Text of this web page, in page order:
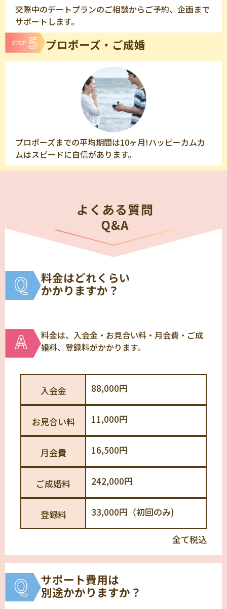
交際中のデートプランのご相談からご予約、企画まで
サポートします。
プロポーズ・ご成婚
プロポーズまでの平均期間は10ヶ月!ハッピーカムカ
ムはスピードに自信があります。
料金はどれくらい
かかりますか？
料金は、入会金・お見合い料・月会費・ご成
婚料、登録料がかかります。
入会金 88,000円
お見合い料 11,000円
月会費 16,500円
ご成婚料 242,000円
登録料 33,000円（初回のみ)
全て税込
サポート費用は
別途かかりますか？